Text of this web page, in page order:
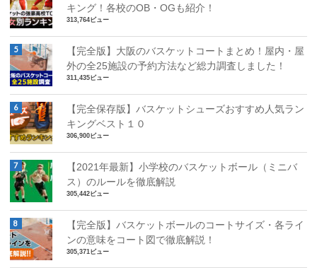
キング！各校のOB・OGも紹介！
313,764ビュー
【完全版】大阪のバスケットコートまとめ！屋内・屋
外の全25施設の予約方法など総力調査しました！
311,435ビュー
【完全保存版】バスケットシューズおすすめ人気ラン
キングベスト１０
306,900ビュー
【2021年最新】小学校のバスケットボール（ミニバ
ス）のルールを徹底解説
305,442ビュー
【完全版】バスケットボールのコートサイズ・各ライ
ンの意味をコート図で徹底解説！
305,371ビュー